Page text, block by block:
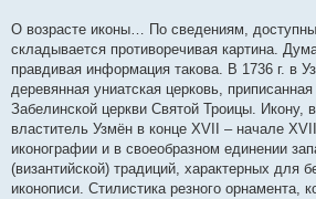
О возрасте иконы… По сведениям,
складывается противоречивая картина.
правдивая информация такова. В 1736 г. в
деревянная униатская церковь,
Забелинской церкви Святой Троицы. Икону,
властитель Узмён в конце XVII – начале
иконографии и в своеобразном единении
(византийской) традиций, характерных для
иконописи. Стилистика резного орнамента,